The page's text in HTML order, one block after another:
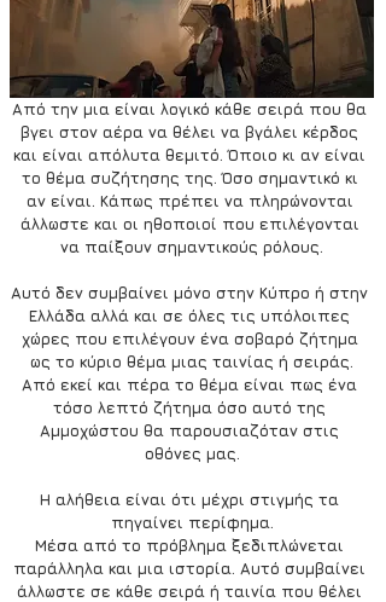
Από την μια είναι λογικό κάθε σειρά που θα
βγει στον αέρα να θέλει να βγάλει κέρδος
και είναι απόλυτα θεμιτό. Όποιο κι αν είναι
το θέμα συζήτησης της. Όσο σημαντικό κι
αν είναι. Κάπως πρέπει να πληρώνονται
άλλωστε και οι ηθοποιοί που επιλέγονται
να παίξουν σημαντικούς ρόλους.
Αυτό δεν συμβαίνει μόνο στην Κύπρο ή στην
Ελλάδα αλλά και σε όλες τις υπόλοιπες
χώρες που επιλέγουν ένα σοβαρό ζήτημα
ως το κύριο θέμα μιας ταινίας ή σειράς.
Από εκεί και πέρα το θέμα είναι πως ένα
τόσο λεπτό ζήτημα όσο αυτό της
Αμμοχώστου θα παρουσιαζόταν στις
οθόνες μας.
Η αλήθεια είναι ότι μέχρι στιγμής τα
πηγαίνει περίφημα.
Μέσα από το πρόβλημα ξεδιπλώνεται
παράλληλα και μια ιστορία. Αυτό συμβαίνει
άλλωστε σε κάθε σειρά ή ταινία που θέλει